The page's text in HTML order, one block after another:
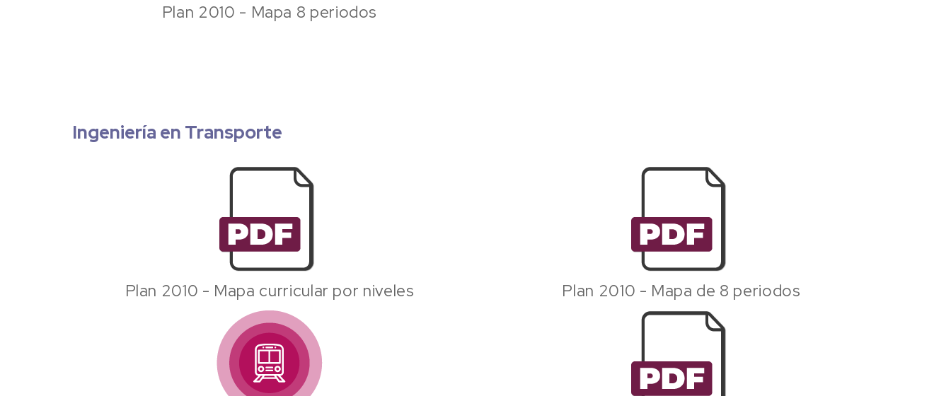
Plan 2010 - Mapa 8 periodos
Ingeniería en Transporte
Plan 2010 - Mapa curricular por niveles Plan 2010 - Mapa de 8 periodos